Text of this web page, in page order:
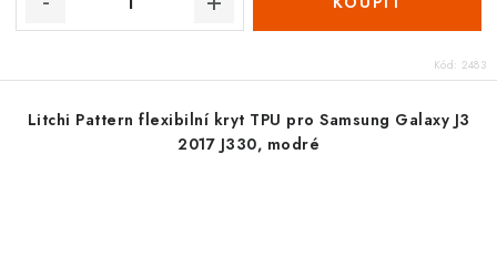
Kód: 2483
Litchi Pattern flexibilní kryt TPU pro Samsung Galaxy J3
2017 J330, modré